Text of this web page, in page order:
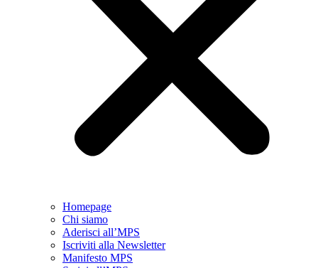
Homepage
Chi siamo
Aderisci all’MPS
Iscriviti alla Newsletter
Manifesto MPS